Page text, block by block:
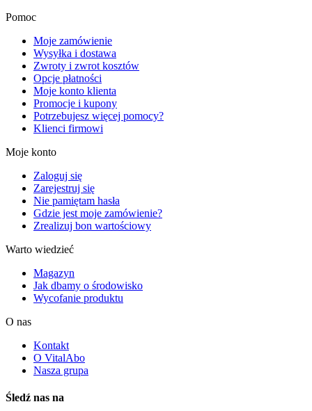
Pomoc
Moje zamówienie
Wysyłka i dostawa
Zwroty i zwrot kosztów
Opcje płatności
Moje konto klienta
Promocje i kupony
Potrzebujesz więcej pomocy?
Klienci firmowi
Moje konto
Zaloguj się
Zarejestruj się
Nie pamiętam hasła
Gdzie jest moje zamówienie?
Zrealizuj bon wartościowy
Warto wiedzieć
Magazyn
Jak dbamy o środowisko
Wycofanie produktu
O nas
Kontakt
O VitalAbo
Nasza grupa
Śledź nas na